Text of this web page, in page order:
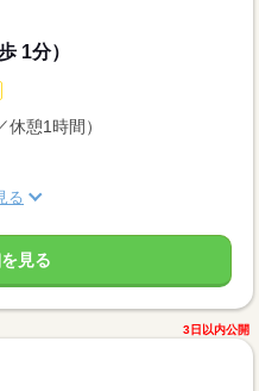
1分）
憩1時間）
る
見る
3日以内公開